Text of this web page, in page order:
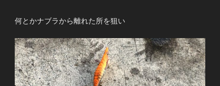
何とかナブラから離れた所を狙い